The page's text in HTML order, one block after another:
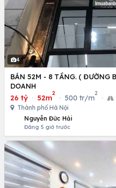
4
BÁN 52M - 8 TẦNG. ( ĐƯỜNG
DOANH
26 tỷ · 52m
2
· 500 tr/m
2
·
Thành phố Hà Nội
Nguyễn Đức Hải
Đăng 5 giờ trước